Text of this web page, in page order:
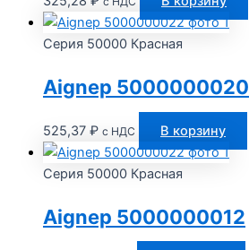
Серия 50000 Красная
Aignep 5000000020
525,37 ₽ с НДС В корзину
Серия 50000 Красная
Aignep 5000000012